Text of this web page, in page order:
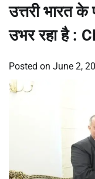
उत्तरी भारत
उभर रहा है :
Posted on June 2,